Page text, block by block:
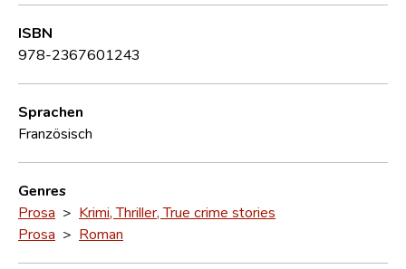
ISBN
978-2367601243
Sprachen
Französisch
Genres
Prosa > Krimi, Thriller, True crime stories
Prosa > Roman